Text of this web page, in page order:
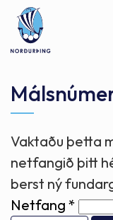
Leita
Vaktaðu þetta
netfangið þitt
berst ný
Netfang